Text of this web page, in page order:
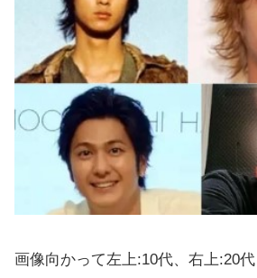
画像向かって左上:10代、右上:20代